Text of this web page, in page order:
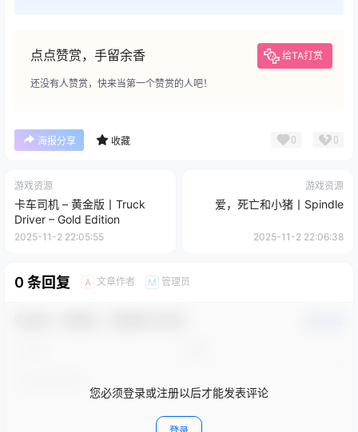
点点赞赏，手留余香 给TA打赏
还没有人赞赏，快来当第一个赞赏的人吧！
海报分享 收藏 0 0
游戏资源
卡车司机 – 黄金版丨Truck
Driver – Gold Edition
2025-11-2 22:05:55
游戏资源
爱，死亡和小猪丨Spindle
2025-11-2 22:06:38
0 条回复 A 文章作者 M 管理员
您必须登录或注册以后才能发表评论